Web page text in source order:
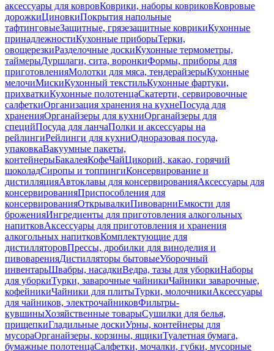
аксессуары для ковровКоврики, наборы ковриковКовровые
дорожкиЦиновкиПокрытия напольные
тафтинговыеЗащитные, грязезащитные коврикиКухонные
принадлежностиКухонные приборыТерки,
овощерезкиРазделочные доскиКухонные термометры,
таймерыДуршлаги, сита, воронкиФормы, приборы для
приготовленияМолотки для мяса, тендерайзерыКухонные
мелочиМискиКухонный текстильКухонные фартуки,
прихваткиКухонные полотенцаСкатерти, сервировочные
салфеткиОрганизация хранения на кухнеПосуда для
храненияОрганайзеры для кухниОрганайзеры для
специйПосуда для ланчаПолки и аксессуары на
рейлингиРейлинги для кухниОдноразовая посуда,
упаковкаВакуумные пакеты,
контейнерыБакалеяКофеЧайЦикорий, какао, горячий
шоколадСиропы и топпингиКонсервирование и
дистилляцияАвтоклавы для консервированияАксессуары для
консервированияПриспособления для
консервированияОткрывалкиПивоварниЕмкости для
броженияИнгредиенты для приготовления алкогольных
напитковАксессуары для приготовления и хранения
алкогольных напитковКомплектующие для
дистилляторовПрессы, дробилки для виноделия и
пивоваренияДистилляторы бытовыеУборочный
инвентарьШвабры, насадкиВедра, тазы для уборкиНаборы
для уборкиТурки, заварочные чайникиЧайники заварочные,
кофейникиЧайники для плитыТурки, молочникиАксессуары
для чайников, электрочайниковФильтры-
кувшиныХозяйственные товарыСушилки для белья,
прищепкиГладильные доскиУрны, контейнеры для
мусораОрганайзеры, корзины, ящикиТуалетная бумага,
бумажные полотенцаСалфетки, мочалки, губки, мусорные